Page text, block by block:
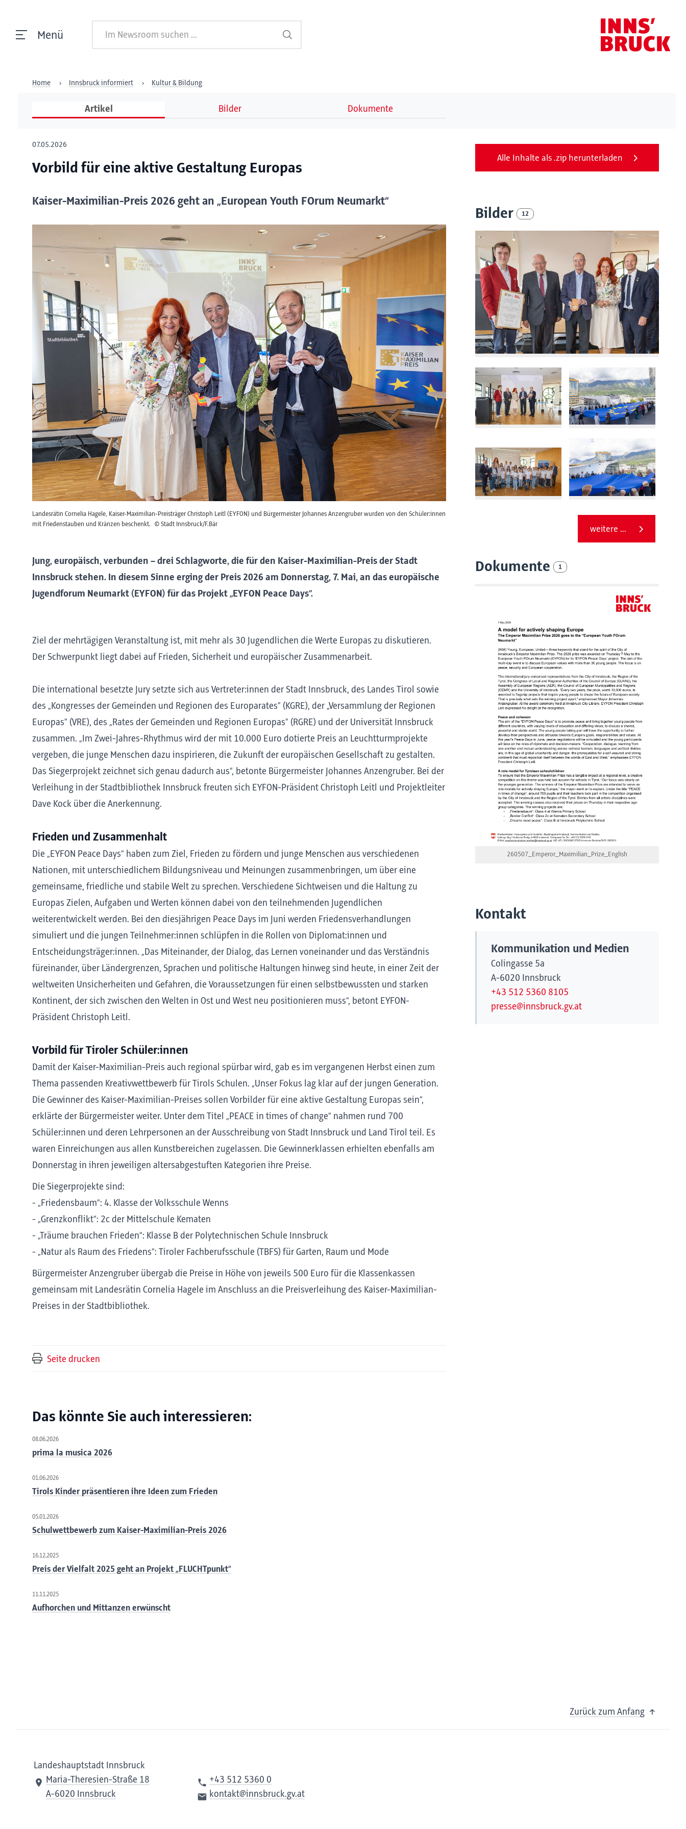
Menü
Home Innsbruck informiert Kultur & Bildung
Artikel Bilder Dokumente
07.05.2026
Vorbild für eine aktive Gestaltung Europas
Kaiser-Maximilian-Preis 2026 geht an „European Youth FOrum Neumarkt“
Landesrätin Cornelia Hagele, Kaiser-Maximilian-Preisträger Christoph Leitl (EYFON) und Bürgermeister Johannes Anzengruber wurden von den Schüler:innen
mit Friedenstauben und Kränzen beschenkt.
© Stadt Innsbruck/F.Bär
Jung, europäisch, verbunden – drei Schlagworte, die für den Kaiser-Maximilian-Preis der Stadt
Innsbruck stehen. In diesem Sinne erging der Preis 2026 am Donnerstag, 7. Mai, an das europäische
Jugendforum Neumarkt (EYFON) für das Projekt „EYFON Peace Days“.
Ziel der mehrtägigen Veranstaltung ist, mit mehr als 30 Jugendlichen die Werte Europas zu diskutieren.
Der Schwerpunkt liegt dabei auf Frieden, Sicherheit und europäischer Zusammenarbeit.
Die international besetzte Jury setzte sich aus Vertreter:innen der Stadt Innsbruck, des Landes Tirol sowie
des „Kongresses der Gemeinden und Regionen des Europarates” (KGRE), der „Versammlung der Regionen
Europas” (VRE), des „Rates der Gemeinden und Regionen Europas” (RGRE) und der Universität Innsbruck
zusammen. „Im Zwei-Jahres-Rhythmus wird der mit 10.000 Euro dotierte Preis an Leuchtturmprojekte
vergeben, die junge Menschen dazu inspirieren, die Zukunft der europäischen Gesellschaft zu gestalten.
Das Siegerprojekt zeichnet sich genau dadurch aus“, betonte Bürgermeister Johannes Anzengruber. Bei der
Verleihung in der Stadtbibliothek Innsbruck freuten sich EYFON-Präsident Christoph Leitl und Projektleiter
Dave Kock über die Anerkennung.
Frieden und Zusammenhalt
Die „EYFON Peace Days“ haben zum Ziel, Frieden zu fördern und junge Menschen aus verschiedenen
Nationen, mit unterschiedlichem Bildungsniveau und Meinungen zusammenbringen, um über eine
gemeinsame, friedliche und stabile Welt zu sprechen. Verschiedene Sichtweisen und die Haltung zu
Europas Zielen, Aufgaben und Werten können dabei von den teilnehmenden Jugendlichen
weiterentwickelt werden. Bei den diesjährigen Peace Days im Juni werden Friedensverhandlungen
simuliert und die jungen Teilnehmer:innen schlüpfen in die Rollen von Diplomat:innen und
Entscheidungsträger:innen. „Das Miteinander, der Dialog, das Lernen voneinander und das Verständnis
füreinander, über Ländergrenzen, Sprachen und politische Haltungen hinweg sind heute, in einer Zeit der
weltweiten Unsicherheiten und Gefahren, die Voraussetzungen für einen selbstbewussten und starken
Kontinent, der sich zwischen den Welten in Ost und West neu positionieren muss“, betont EYFON-
Präsident Christoph Leitl.
Vorbild für Tiroler Schüler:innen
Damit der Kaiser-Maximilian-Preis auch regional spürbar wird, gab es im vergangenen Herbst einen zum
Thema passenden Kreativwettbewerb für Tirols Schulen. „Unser Fokus lag klar auf der jungen Generation.
Die Gewinner des Kaiser-Maximilian-Preises sollen Vorbilder für eine aktive Gestaltung Europas sein“,
erklärte der Bürgermeister weiter. Unter dem Titel „PEACE in times of change“ nahmen rund 700
Schüler:innen und deren Lehrpersonen an der Ausschreibung von Stadt Innsbruck und Land Tirol teil. Es
waren Einreichungen aus allen Kunstbereichen zugelassen. Die Gewinnerklassen erhielten ebenfalls am
Donnerstag in ihren jeweiligen altersabgestuften Kategorien ihre Preise.
Die Siegerprojekte sind:
- „Friedensbaum“: 4. Klasse der Volksschule Wenns
- „Grenzkonflikt“: 2c der Mittelschule Kematen
- „Träume brauchen Frieden“: Klasse B der Polytechnischen Schule Innsbruck
- „Natur als Raum des Friedens“: Tiroler Fachberufsschule (TBFS) für Garten, Raum und Mode
Bürgermeister Anzengruber übergab die Preise in Höhe von jeweils 500 Euro für die Klassenkassen
gemeinsam mit Landesrätin Cornelia Hagele im Anschluss an die Preisverleihung des Kaiser-Maximilian-
Preises in der Stadtbibliothek.
Seite drucken
Das könnte Sie auch interessieren:
08.06.2026
prima la musica 2026
01.06.2026
Tirols Kinder präsentieren ihre Ideen zum Frieden
05.01.2026
Schulwettbewerb zum Kaiser-Maximilian-Preis 2026
16.12.2025
Preis der Vielfalt 2025 geht an Projekt „FLUCHTpunkt“
11.11.2025
Aufhorchen und Mittanzen erwünscht
Alle Inhalte als .zip herunterladen
Bilder 12
weitere ...
Dokumente 1
260507_Emperor_Maximilian_Prize_English
Kontakt
Kommunikation und Medien
Colingasse 5a
A-6020 Innsbruck
+43 512 5360 8105
presse@innsbruck.gv.at
Zurück zum Anfang
Landeshauptstadt Innsbruck
Maria-Theresien-Straße 18
A-6020 Innsbruck
+43 512 5360 0
kontakt@innsbruck.gv.at